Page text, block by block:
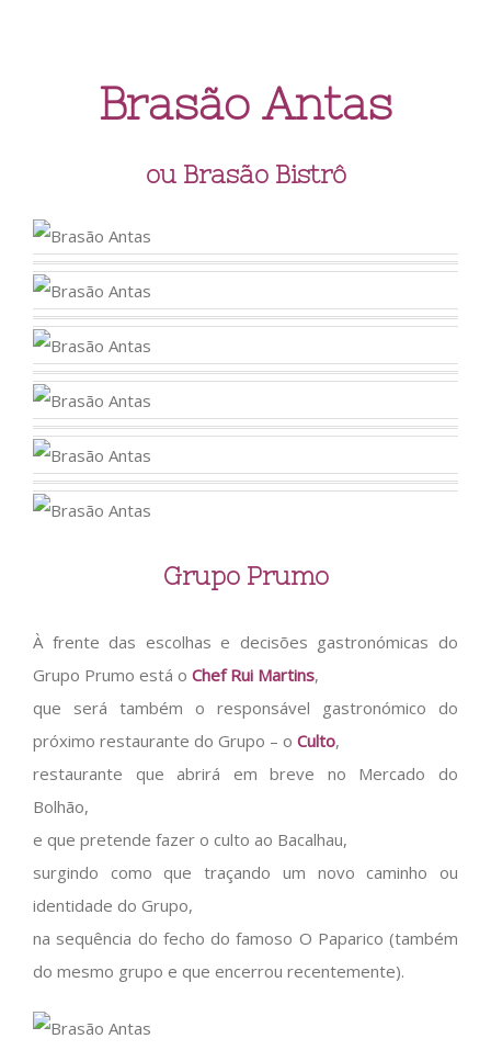
Brasão Antas
ou Brasão Bistrô
Grupo Prumo
À frente das escolhas e decisões gastronómicas do
Grupo Prumo está o Chef Rui Martins,
que será também o responsável gastronómico do
próximo restaurante do Grupo – o Culto,
restaurante que abrirá em breve no Mercado do
Bolhão,
e que pretende fazer o culto ao Bacalhau,
surgindo como que traçando um novo caminho ou
identidade do Grupo,
na sequência do fecho do famoso O Paparico (também
do mesmo grupo e que encerrou recentemente).